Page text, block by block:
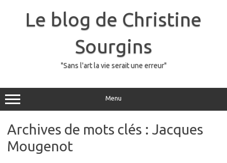
Le blog de Christine
Sourgins
"Sans l'art la vie serait une erreur"
Menu
Archives de mots clés : Jacques
Mougenot